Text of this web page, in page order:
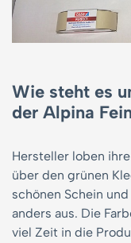
Wie steht es
der Alpina
Hersteller loben
über den grünen
schönen Schein
anders aus. Die
viel Zeit in die